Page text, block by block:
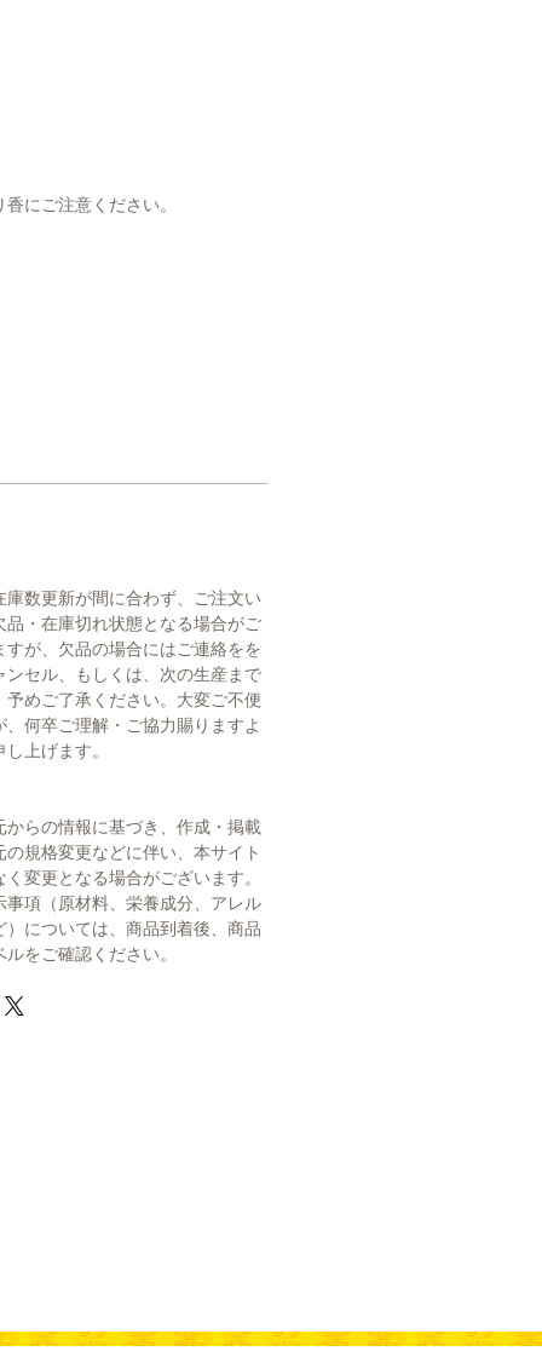
にご注意ください。
庫数更新が間に合わず、ご注文い
品・在庫切れ状態となる場合がご
すが、欠品の場合にはご連絡をを
ンセル、もしくは、次の生産まで
予めご了承ください。大変ご不便
何卒ご理解・ご協力賜りますよ
上げます。
からの情報に基づき、作成・掲載
規格変更などに伴い、本サイト
変更となる場合がございます。
事項（原材料、栄養成分、アレル
）については、商品到着後、商品
をご確認ください。